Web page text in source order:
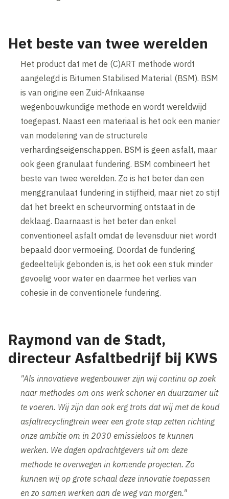
Het beste van twee werelden
Het product dat met de (C)ART methode wordt
aangelegd is Bitumen Stabilised Material (BSM). BSM
is van origine een Zuid-Afrikaanse
wegenbouwkundige methode en wordt wereldwijd
toegepast. Naast een materiaal is het ook een manier
van modelering van de structurele
verhardingseigenschappen. BSM is geen asfalt, maar
ook geen granulaat fundering. BSM combineert het
beste van twee werelden. Zo is het beter dan een
menggranulaat fundering in stijfheid, maar niet zo stijf
dat het breekt en scheurvorming ontstaat in de
deklaag. Daarnaast is het beter dan enkel
conventioneel asfalt omdat de levensduur niet wordt
bepaald door vermoeiing. Doordat de fundering
gedeeltelijk gebonden is, is het ook een stuk minder
gevoelig voor water en daarmee het verlies van
cohesie in de conventionele fundering.
Raymond van de Stadt,
directeur Asfaltbedrijf bij KWS
"Als innovatieve wegenbouwer zijn wij continu op zoek
naar methodes om ons werk schoner en duurzamer uit
te voeren. Wij zijn dan ook erg trots dat wij met de koud
asfaltrecyclingtrein weer een grote stap zetten richting
onze ambitie om in 2030 emissieloos te kunnen
werken. We dagen opdrachtgevers uit om deze
methode te overwegen in komende projecten. Zo
kunnen wij op grote schaal deze innovatie toepassen
en zo samen werken aan de weg van morgen."